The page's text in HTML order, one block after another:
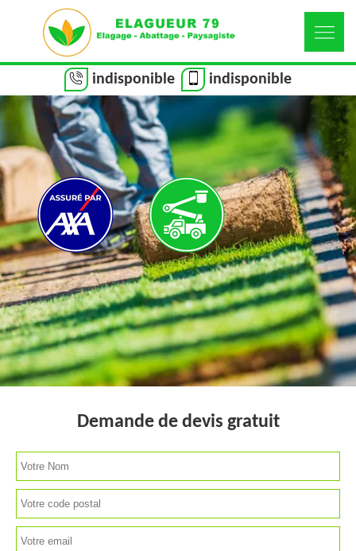
indisponible indisponible
Demande de devis gratuit